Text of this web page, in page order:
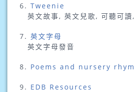
6. Tweenie
英文故事, 英文兒歌, 可聽可讀
7. 英文字母
英文字母發音
8. Poems and nursery
9. EDB Resources